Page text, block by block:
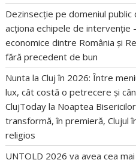
Dezinsecție pe domeniul public
acționa echipele de intervenție
economice dintre România și
fără precedent de bun
Nunta la Cluj în 2026: Între
lux, cât costă o petrecere și
ClujToday la Noaptea
transformă, în premieră, Clujul
religios
UNTOLD 2026 va avea cea